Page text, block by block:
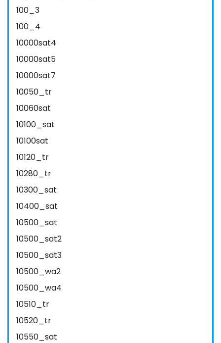
100_3
100_4
10000sat4
10000sat5
10000sat7
10050_tr
10060sat
10100_sat
10100sat
10120_tr
10280_tr
10300_sat
10400_sat
10500_sat
10500_sat2
10500_sat3
10500_wa2
10500_wa4
10510_tr
10520_tr
10550_sat